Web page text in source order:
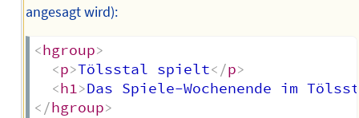
angesagt wird):
<hgroup>
<p>Tölsstal spielt</p>
<h1>Das Spiele-Wochenende im
</hgroup>